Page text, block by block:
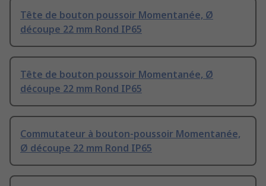
Tête de bouton poussoir Momentanée, Ø
découpe 22 mm Rond IP65
Tête de bouton poussoir Momentanée, Ø
découpe 22 mm Rond IP65
Commutateur à bouton-poussoir Momentanée,
Ø découpe 22 mm Rond IP65